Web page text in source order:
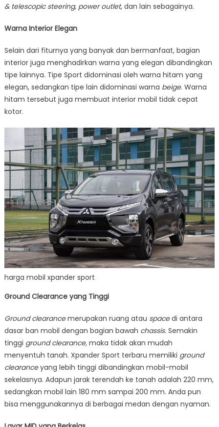
& telescopic steering, power outlet, dan lain sebagainya.
Warna Interior Elegan
Selain dari fiturnya yang banyak dan bermanfaat, bagian
interior juga menghadirkan warna yang elegan dibandingkan
tipe lainnya. Tipe Sport didominasi oleh warna hitam yang
elegan, sedangkan tipe lain didominasi warna beige. Warna
hitam tersebut juga membuat interior mobil tidak cepat
kotor.
harga mobil xpander sport
Ground Clearance yang Tinggi
Ground clearancemerupakan ruang atau spacedi antara
dasar ban mobil dengan bagian bawah chassis. Semakin
tinggi ground clearance, maka tidak akan mudah
menyentuh tanah. Xpander Sport terbaru memiliki ground
clearanceyang lebih tinggi dibandingkan mobil-mobil
sekelasnya. Adapun jarak terendah ke tanah adalah 220 mm,
sedangkan mobil lain 180 mm sampai 200 mm. Anda pun
bisa menggunakannya di berbagai medan dengan nyaman.